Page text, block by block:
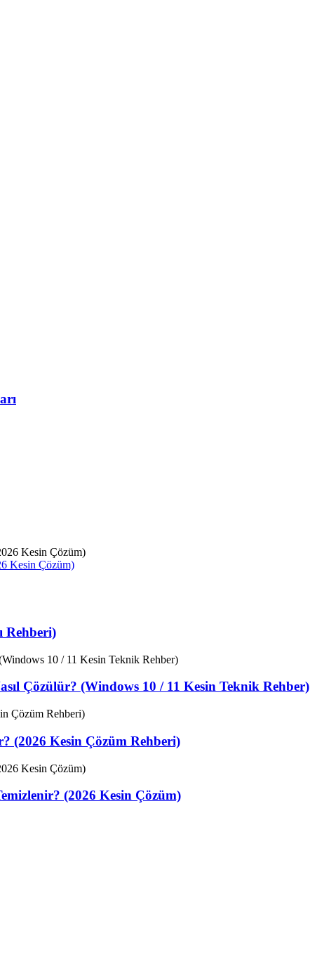
Kesin Çözüm)
Rehberi)
Çözülür? (Windows 10 / 11 Kesin Teknik Rehber)
(2026 Kesin Çözüm Rehberi)
(2026 Kesin Çözüm)